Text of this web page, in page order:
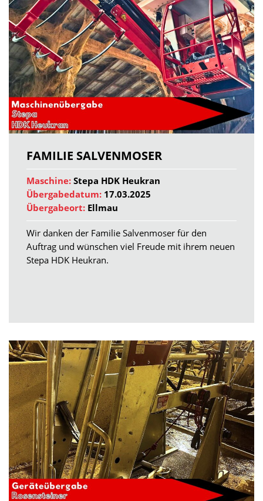
FAMILIE SALVENMOSER
Maschine: Stepa HDK Heukran
Übergabedatum: 17.03.2025
Übergabeort: Ellmau
Wir danken der Familie Salvenmoser für den
Auftrag und wünschen viel Freude mit ihrem neuen
Stepa HDK Heukran.